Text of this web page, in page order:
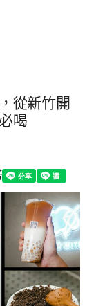
從新竹開
喝